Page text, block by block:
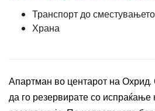
Транспорт до сместувањето
Храна
Апартман во центарот на
да го резервирате со